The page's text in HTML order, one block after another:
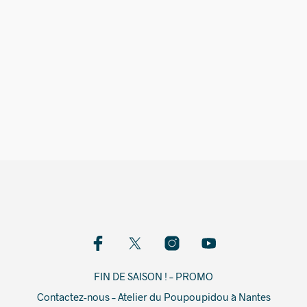
FIN DE SAISON ! – PROMO
Contactez-nous – Atelier du Poupoupidou à Nantes